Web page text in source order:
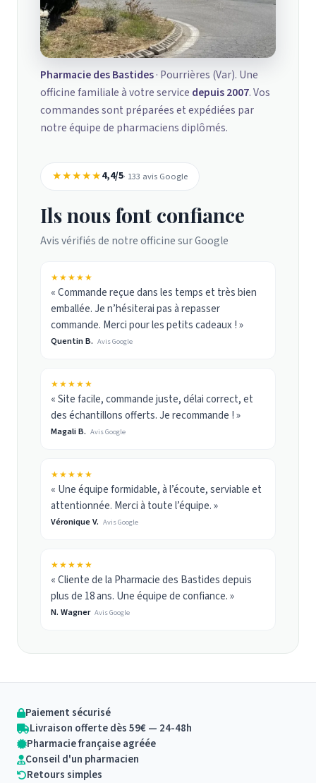
Pharmacie des Bastides· Pourrières (Var). Une
officine familiale à votre service depuis 2007. Vos
commandes sont préparées et expédiées par
notre équipe de pharmaciens diplômés.
★★★★★4,4/5· 133 avis Google
Ils nous font confiance
Avis vérifiés de notre officine sur Google
★★★★★
« Commande reçue dans les temps et très bien
emballée. Je n’hésiterai pas à repasser
commande. Merci pour les petits cadeaux ! »
Quentin B. Avis Google
★★★★★
« Site facile, commande juste, délai correct, et
des échantillons offerts. Je recommande ! »
Magali B. Avis Google
★★★★★
« Une équipe formidable, à l’écoute, serviable et
attentionnée. Merci à toute l’équipe. »
Véronique V. Avis Google
★★★★★
« Cliente de la Pharmacie des Bastides depuis
plus de 18 ans. Une équipe de confiance. »
N. Wagner Avis Google
Paiement sécurisé
Livraison offerte dès 59€ — 24-48h
Pharmacie française agréée
Conseil d'un pharmacien
Retours simples